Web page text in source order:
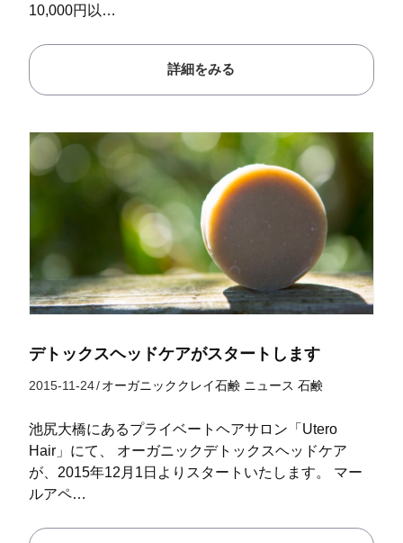
10,000円以…
詳細をみる
デトックスヘッドケアがスタートします
2015-11-24/オーガニッククレイ石鹸 ニュース 石鹸
池尻大橋にあるプライベートヘアサロン「Utero
Hair」にて、 オーガニックデトックスヘッドケア
が、2015年12月1日よりスタートいたします。 マー
ルアペ…